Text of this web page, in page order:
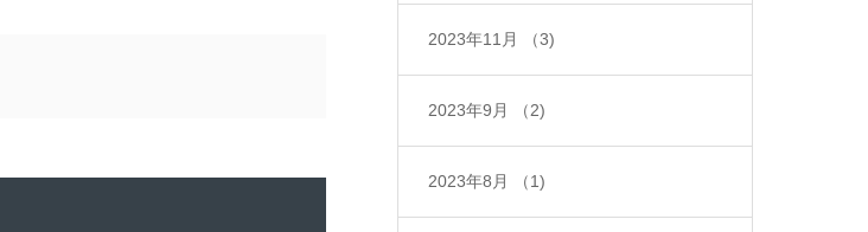
2023年11月 （3)
2023年9月 （2)
2023年8月 （1)